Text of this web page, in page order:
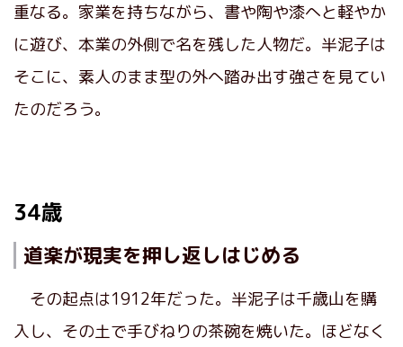
重なる。家業を持ちながら、書や陶や漆へと軽やか
に遊び、本業の外側で名を残した人物だ。半泥子は
そこに、素人のまま型の外へ踏み出す強さを見てい
たのだろう。
34歳
道楽が現実を押し返しはじめる
その起点は1912年だった。半泥子は千歳山を購
入し、その土で手びねりの茶碗を焼いた。ほどなく